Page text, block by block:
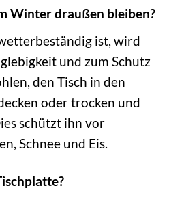
Winter draußen bleiben?
ist, wird
und zum Schutz
den Tisch in den
oder trocken und
schützt ihn vor
Schnee und Eis.